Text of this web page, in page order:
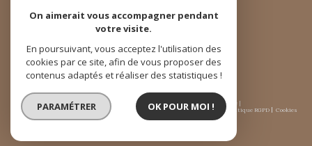
adhérons
© 2026 | Tous droits réservés | Traduction powered by Google |
Nos honoraires
Plan du site Mentions légales Admin Partenaires Politique RGPD Cookies
On aimerait vous accompagner pendant
votre visite.
En poursuivant, vous acceptez l'utilisation des
cookies par ce site, afin de vous proposer des
contenus adaptés et réaliser des statistiques !
PARAMÉTRER OK POUR MOI !